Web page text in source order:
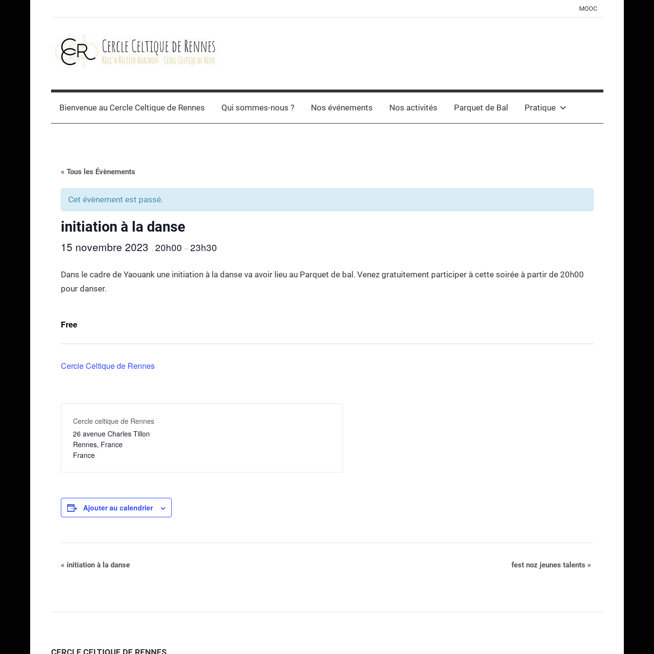
MOOC
Cercle
celtique
Rennes
Bienvenue au Cercle Celtique de Rennes Qui sommes-nous ? Nos événements Nos activités Parquet de Bal Pratique
« Tous les Évènements
Cet évènement est passé.
initiation à la danse
15 novembre 2023 , 20h00 –23h30
Dans le cadre de Yaouank une initiation à la danse va avoir lieu au Parquet de bal. Venez gratuitement participer à cette soirée à partir de 20h00
pour danser.
Free
Cercle Celtique de Rennes
Cercle celtique de Rennes
26 avenue Charles Tillon
Rennes, France
France
Ajouter au calendrier
Navigation
« initiation à la danse fest noz jeunes talents »
CERCLE CELTIQUE DE RENNES